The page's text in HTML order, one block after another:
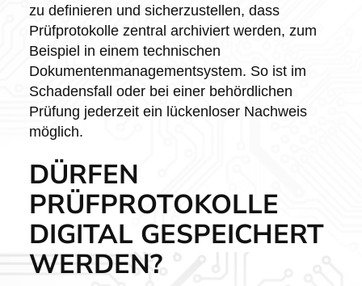
zu definieren und sicherzustellen, dass
Prüfprotokolle zentral archiviert werden, zum
Beispiel in einem technischen
Dokumentenmanagementsystem. So ist im
Schadensfall oder bei einer behördlichen
Prüfung jederzeit ein lückenloser Nachweis
möglich.
DÜRFEN
PRÜFPROTOKOLLE
DIGITAL GESPEICHERT
WERDEN?